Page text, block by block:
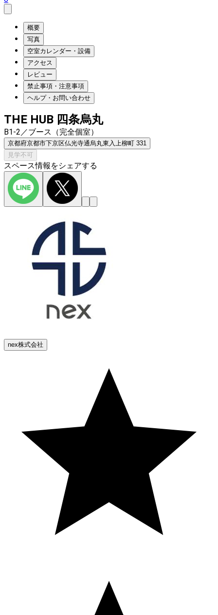
概要
写真
空室カレンダー・設備
アクセス
レビュー
禁止事項・注意事項
ヘルプ・お問い合わせ
THE HUB 四条烏丸
B1-2／ブース（完全個室）
京都府京都市下京区仏光寺通烏丸東入上柳町 331
見学不可
スペース情報をシェアする
nex株式会社